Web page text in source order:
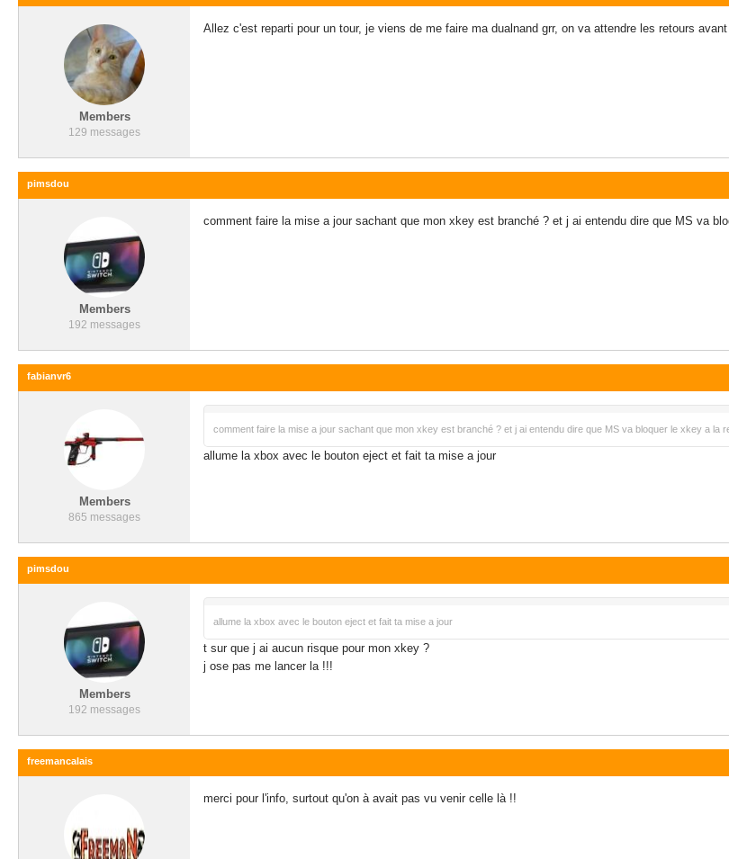
Members
129 messages
Allez c'est reparti pour un tour, je viens de me faire ma dualnand grr, on va attendre les retours
pimsdou
Members
192 messages
comment faire la mise a jour sachant que mon xkey est branché ? et j ai entendu dire que MS va
fabianvr6
Members
865 messages
comment faire la mise a jour sachant que mon xkey est branché ? et j ai entendu dire que MS va bloquer le xkey a la
allume la xbox avec le bouton eject et fait ta mise a jour
pimsdou
Members
192 messages
allume la xbox avec le bouton eject et fait ta mise a jour
t sur que j ai aucun risque pour mon xkey ?
j ose pas me lancer la !!!
freemancalais
merci pour l'info, surtout qu'on à avait pas vu venir celle là !!